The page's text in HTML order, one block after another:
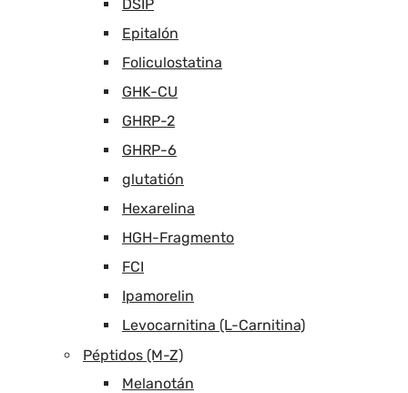
DSIP
Epitalón
Foliculostatina
GHK-CU
GHRP-2
GHRP-6
glutatión
Hexarelina
HGH-Fragmento
FCI
Ipamorelin
Levocarnitina (L-Carnitina)
Péptidos (M-Z)
Melanotán